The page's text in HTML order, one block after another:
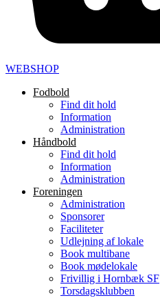
WEBSHOP
Fodbold
Find dit hold
Information
Administration
Håndbold
Find dit hold
Information
Administration
Foreningen
Administration
Sponsorer
Faciliteter
Udlejning af lokale
Book multibane
Book mødelokale
Frivillig i Hornbæk SF
Torsdagsklubben